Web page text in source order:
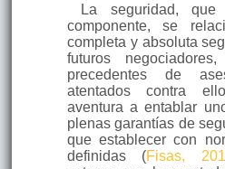
La seguridad,
componente, se
completa y absoluta
futuros
precedentes de
atentados contra
aventura a entablar
plenas garantías de
que establecer con
definidas (Fisas,